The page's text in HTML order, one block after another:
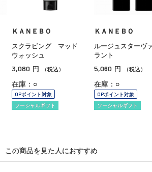
ＫＡＮＥＢＯ
スクラビング マッド
ウォッシュ
3,080 円 （税込）
在庫：○
OPポイント対象
ソーシャルギフト
ＫＡＮＥＢＯ
ルージュスターヴ
ラント
5,060 円 （税込）
在庫：○
OPポイント対象
ソーシャルギフト
この商品を見た人におすすめ